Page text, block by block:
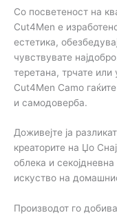
Со посветеност на
Cut4Men е
естетика,
чувствувате
теретана, трчате
Cut4Men Camo
и самодоверба.
Доживејте ја
креаторите на Џо
облека и
искуство на
Производот го